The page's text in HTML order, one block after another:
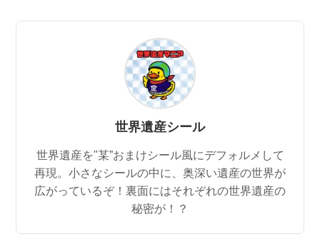
世界遺産シール
世界遺産を"某”おまけシール風にデフォルメして
再現。小さなシールの中に、奥深い遺産の世界が
広がっているぞ！裏面にはそれぞれの世界遺産の
秘密が！？